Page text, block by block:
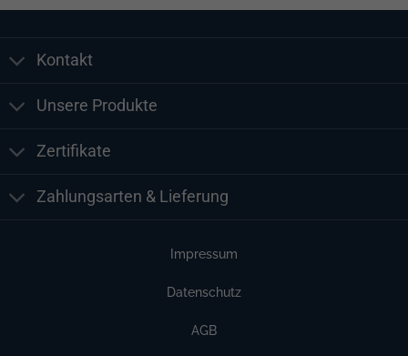
Kontakt
Unsere Produkte
Zertifikate
Zahlungsarten & Lieferung
Impressum
Datenschutz
AGB